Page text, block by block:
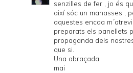
senzilles de fer , jo és
així sóc un manasses ,
aquestes encaa
preparats els panellets
propaganda dels
que si.
Una abraçada.
mai